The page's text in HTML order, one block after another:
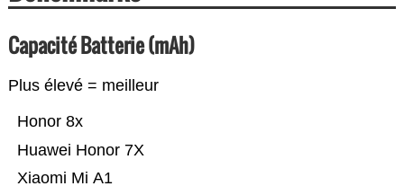
Capacité Batterie (mAh)
Plus élevé = meilleur
Xiaomi Mi A1
Huawei Honor 7X
Honor 8x